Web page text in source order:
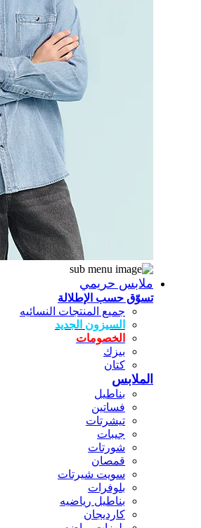
ملابس حريمي
تسوّق حسب الإطلالة
جميع المنتجات النسائيه
السيزون الجديد
الخصومات
بيزك
كتان
الملابس
بناطيل
فساتين
تيشرتات
جيبات
شورتات
قمصان
سويت شيرتات
بلوفرات
بناطيل رياضيه
كارديجان